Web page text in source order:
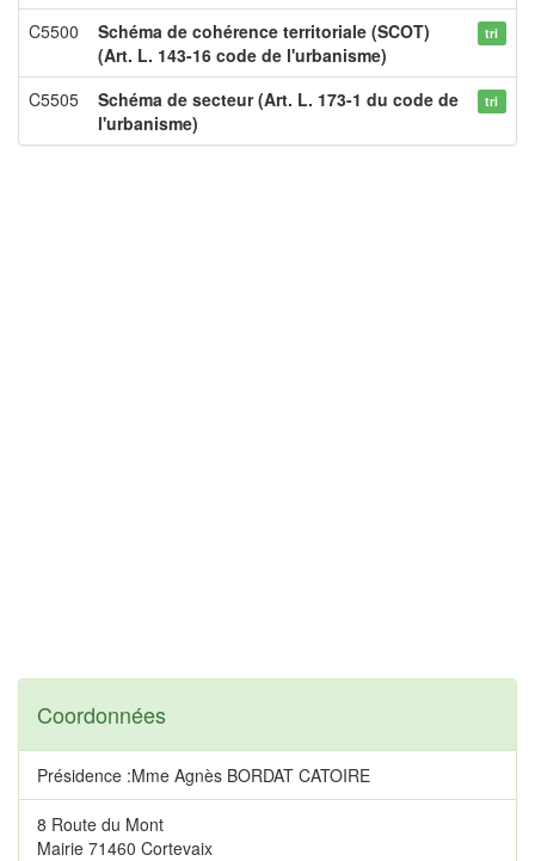
C5500
Schéma de cohérence territoriale (SCOT)
(Art. L. 143-16 code de l'urbanisme)
tri
C5505
Schéma de secteur (Art. L. 173-1 du code de
l'urbanisme)
tri
Coordonnées
Présidence :Mme Agnès BORDAT CATOIRE
8 Route du Mont
Mairie 71460 Cortevaix